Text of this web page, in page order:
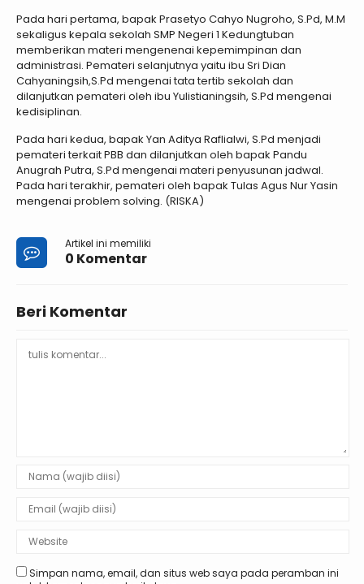
Pada hari pertama, bapak Prasetyo Cahyo Nugroho, S.Pd, M.M
sekaligus kepala sekolah SMP Negeri 1 Kedungtuban
memberikan materi mengenenai kepemimpinan dan
administrasi. Pemateri selanjutnya yaitu ibu Sri Dian
Cahyaningsih,S.Pd mengenai tata tertib sekolah dan
dilanjutkan pemateri oleh ibu Yulistianingsih, S.Pd mengenai
kedisiplinan.
Pada hari kedua, bapak Yan Aditya Raflialwi, S.Pd menjadi
pemateri terkait PBB dan dilanjutkan oleh bapak Pandu
Anugrah Putra, S.Pd mengenai materi penyusunan jadwal.
Pada hari terakhir, pemateri oleh bapak Tulas Agus Nur Yasin
mengenai problem solving. (RISKA)
Artikel ini memiliki
0 Komentar
Beri Komentar
Simpan nama, email, dan situs web saya pada peramban ini